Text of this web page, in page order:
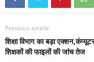
Previous article
शिक्षा विभाग का बड़ा
शिक्षकों की फाइलों की जांच तेज